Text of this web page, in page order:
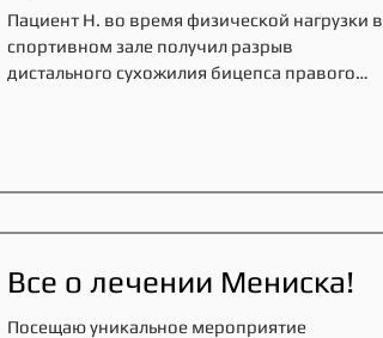
Пациент Н. во время физической нагрузки в
спортивном зале получил разрыв
дистального сухожилия бицепса правого
Все о лечении Мениска!
Посещаю уникальное мероприятие